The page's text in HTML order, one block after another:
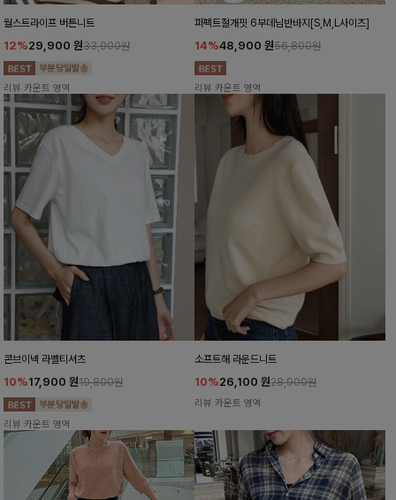
월스트라이프 버튼니트
12%29,900 원33,900원
리뷰 카운트 영역
퍼펙트절개핏 6부데님반바지[S,M,L사이즈]
14%48,900 원56,800원
리뷰 카운트 영역
콘브이넥 라벨티셔츠
10%17,900 원19,800원
리뷰 카운트 영역
소프트해 라운드니트
10%26,100 원28,900원
리뷰 카운트 영역